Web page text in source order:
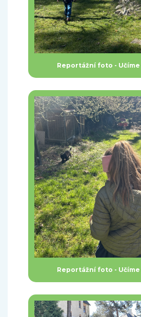
Reportážní foto - Učíme
Reportážní foto - Učíme